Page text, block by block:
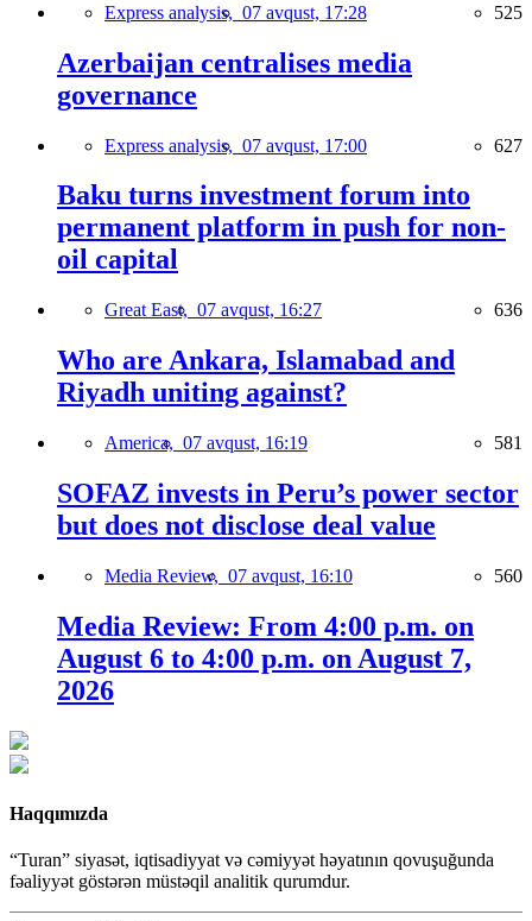
Express analysis, 07 avqust, 17:28 525
Azerbaijan centralises media
governance
Express analysis, 07 avqust, 17:00 627
Baku turns investment forum into
permanent platform in push for non-
oil capital
Great East, 07 avqust, 16:27 636
Who are Ankara, Islamabad and
Riyadh uniting against?
America, 07 avqust, 16:19 581
SOFAZ invests in Peru’s power sector
but does not disclose deal value
Media Review, 07 avqust, 16:10 560
Media Review: From 4:00 p.m. on
August 6 to 4:00 p.m. on August 7,
2026
Haqqımızda
“Turan” siyasət, iqtisadiyyat və cəmiyyət həyatının qovuşuğunda
fəaliyyət göstərən müstəqil analitik qurumdur.